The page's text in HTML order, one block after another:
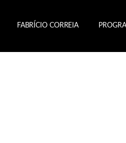
FABRÍCIO CORREIA